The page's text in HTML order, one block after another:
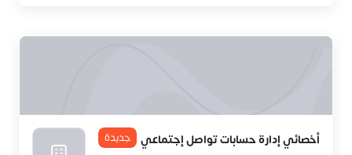
أخصائي إدارة حسابات تواصل إجتماعي جديدة